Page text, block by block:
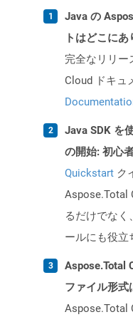
Java の
トはどこにあ
完全なリリー
Cloud ドキュ
Java SDK を
の開始: 初心
Quickstart ク
Aspose.Total
るだけでなく
ールにも役立
Aspose.Total
ファイル形式
Aspose.Total